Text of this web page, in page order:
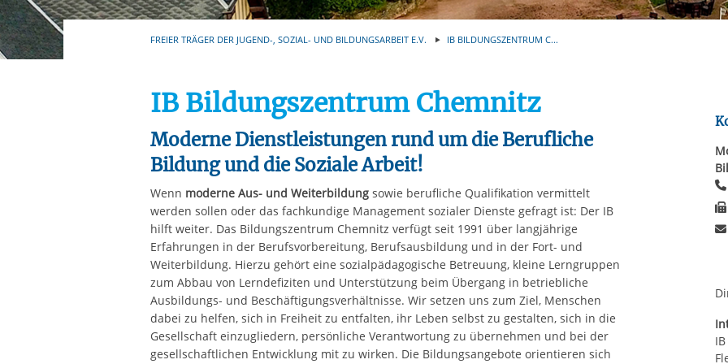
Ihre etwaige Einwilligung erstreckt sich nicht auf notwendige Cookies, die erforderlich zur
aufgrund berechtigter Interessen und daher unabhängig von einer Einwilligung.
Automatische
FREIER TRÄGER DER JUGEND-, SOZIAL- UND BILDUNGSARBEIT E.V. IB BILDUNGSZENTRUM C...
IB Bildungszentrum Chemnitz
Moderne Dienstleistungen rund um die Berufliche
Bildung und die Soziale Arbeit!
Wenn moderne Aus- und Weiterbildungsowie berufliche Qualifikation vermittelt
werden sollen oder das fachkundige Management sozialer Dienste gefragt ist: Der IB
hilft weiter. Das Bildungszentrum Chemnitz verfügt seit 1991 über langjährige
Erfahrungen in der Berufsvorbereitung, Berufsausbildung und in der Fort- und
Weiterbildung. Hierzu gehört eine sozialpädagogische Betreuung, kleine Lerngruppen
zum Abbau von Lerndefiziten und Unterstützung beim Übergang in betriebliche
Ausbildungs- und Beschäftigungsverhältnisse. Wir setzen uns zum Ziel, Menschen
dabei zu helfen, sich in Freiheit zu entfalten, ihr Leben selbst zu gestalten, sich in die
Gesellschaft einzugliedern, persönliche Verantwortung zu übernehmen und bei der
gesellschaftlichen Entwicklung mit zu wirken. Die Bildungsangebote orientieren sich